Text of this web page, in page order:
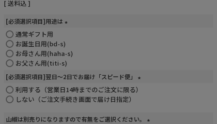
送料込
[必須選択項目]用途は
必
須
)
通常ギフト用
お誕生日用(bd-s)
お母さん用(haha-s)
お父さん用(titi-s)
[必須選択項目]翌日～2日でお届け「スピード便」
)
利用する（営業日14時までのご注文に限る）
しない（ご注文手続き画面で届け日指定）
山椒は別売りになりますので有無をご選択ください。